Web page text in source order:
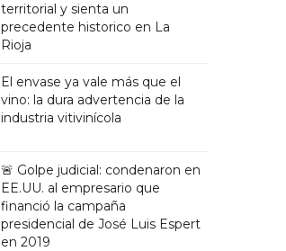
territorial y sienta un
precedente historico en La
Rioja
El envase ya vale más que el
vino: la dura advertencia de la
industria vitivinícola
🚨 Golpe judicial: condenaron en
EE.UU. al empresario que
financió la campaña
presidencial de José Luis Espert
en 2019